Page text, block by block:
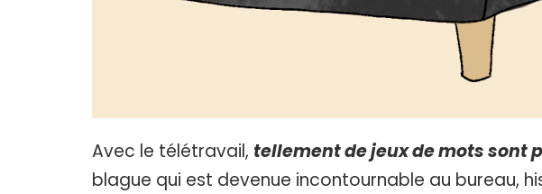
Avec le télétravail, tellement de jeux de mots sont
blague qui est devenue incontournable au bureau,